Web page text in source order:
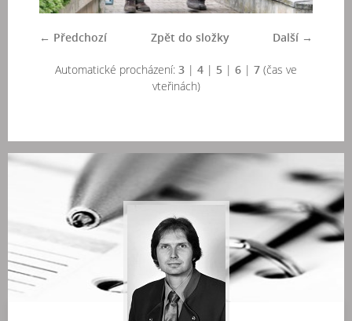
← Předchozí Další →
Zpět do složky
Automatické procházení: 3 | 4 | 5 | 6 | 7 (čas ve
vteřinách)